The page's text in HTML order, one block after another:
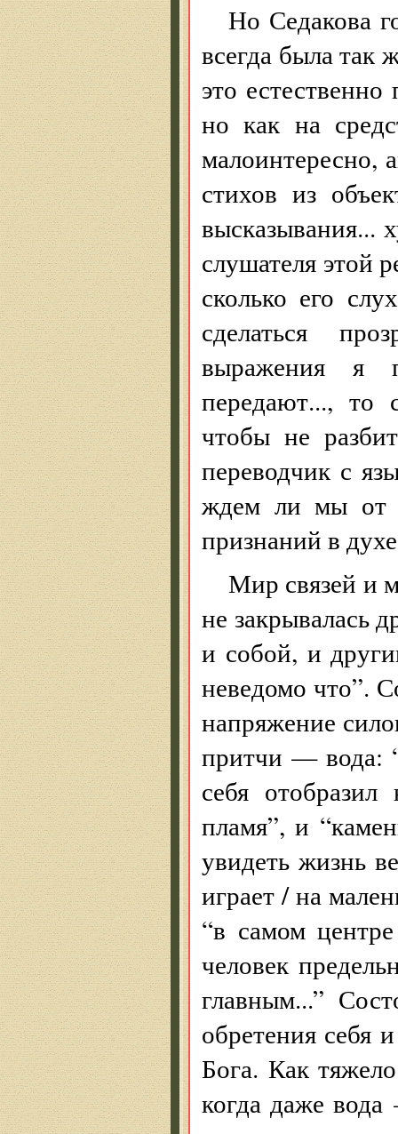
Но Седакова
всегда была так
это
но как на
малоинтересно,
стихов из
высказывания...
слушателя этой
сколько его
сделаться
выражения я
передают..., то
чтобы не
переводчик с
ждем ли мы от
признаний в
Мир связей и
не закрывалась
и собой, и
неведомо что”.
напряжение
притчи — вода:
себя
пламя”, и
увидеть жизнь
играет / на
“в самом
человек
главным...”
обретения себя
Бога. Как
когда даже